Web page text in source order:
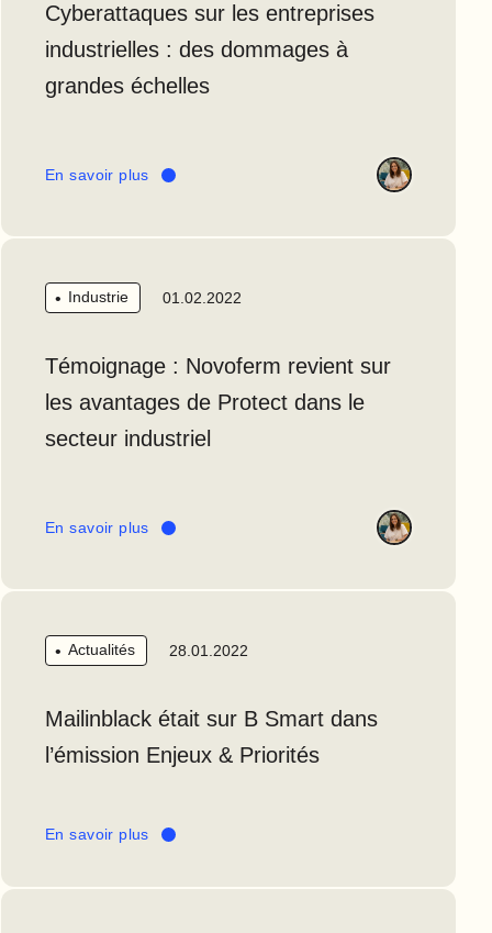
Cyberattaques sur les entreprises
industrielles : des dommages à
grandes échelles
En savoir plus
Industrie 01.02.2022
Témoignage : Novoferm revient sur
les avantages de Protect dans le
secteur industriel
En savoir plus
Actualités 28.01.2022
Mailinblack était sur B Smart dans
l’émission Enjeux & Priorités
En savoir plus